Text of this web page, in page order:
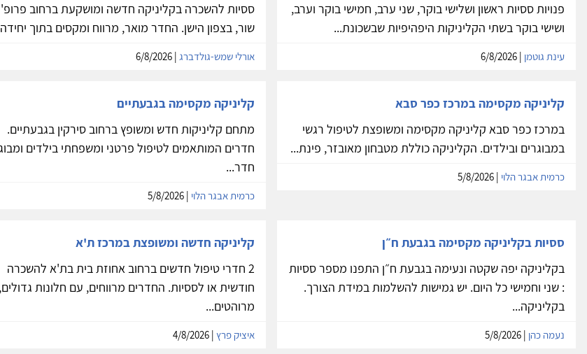
פנויות ססיות ראשון ושלישי בוקר, שני ערב, חמישי בוקר וערב,
ושישי בוקר בשתי הקליניקות היפהיפיות שבשכונת...
עינת גוטמן
ססיות להשכרה בקליניקה חדשה ומושקעת ברחוב פרופ'
שור, בצפון הישן. החדר מואר, מרווח ומקסים בתוך
אורלי שמש-גולדברג| 6/8/2026
קליניקה מקסימה במרכז כפר סבא
במרכז כפר סבא קליניקה מקסימה ומשופצת לטיפול רגשי
במבוגרים ובילדים. הקליניקה כוללת מטבחון מאובזר, פינת...
כרמית אבגר הלוי
קליניקה מקסימה בגבעתיים
מתחם קליניקות חדש ומשופץ ברחוב סירקין בגבעתיים.
חדרים המותאמים לטיפול פרטני ומשפחתי בילדים
חדר...
כרמית אבגר הלוי
ססיות בקליניקה מקסימה בגבעת ח״ן
בקליניקה יפה שקטה ונעימה בגבעת ח״ן התפנו מספר ססיות
: שני וחמישי כל היום. יש גמישות להשלמות במידת הצורך.
בקליניקה...
נעמה כהן
קליניקה חדשה ומשופצת במרכז ת'א
2 חדרי טיפול חדשים ברחוב אחוזת בית בת'א להשכרה
חודשית או לססיות. החדרים מרווחים, עם חלונות גדולים,
מרוהטים...
איציק פרץ| 4/8/2026